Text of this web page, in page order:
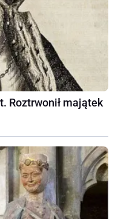
Roztrwonił majątek